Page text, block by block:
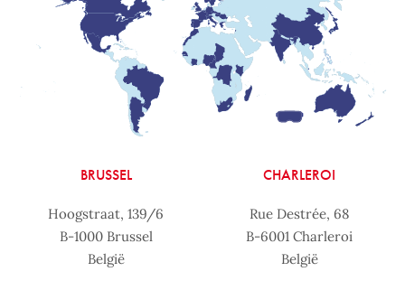
BRUSSEL
Hoogstraat, 139/6
B-1000 Brussel
België
CHARLEROI
Rue Destrée, 68
B-6001 Charleroi
België